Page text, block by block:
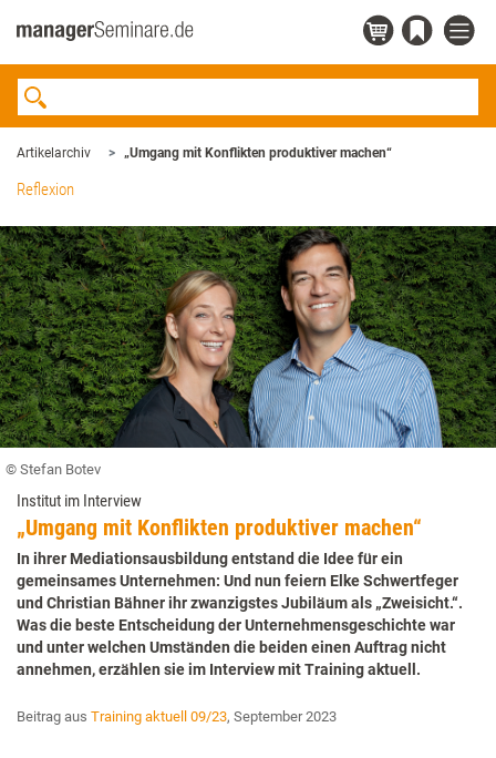
Artikelarchiv „Umgang mit Konflikten produktiver machen“
Reflexion
© Stefan Botev
Institut im Interview
„Umgang mit Konflikten produktiver machen“
In ihrer Mediationsausbildung entstand die Idee für ein
gemeinsames Unternehmen: Und nun feiern Elke Schwertfeger
und Christian Bähner ihr zwanzigstes Jubiläum als „Zweisicht.“.
Was die beste Entscheidung der Unternehmensgeschichte war
und unter welchen Umständen die beiden einen Auftrag nicht
annehmen, erzählen sie im Interview mit Training aktuell.
Beitrag aus Training aktuell 09/23, September 2023